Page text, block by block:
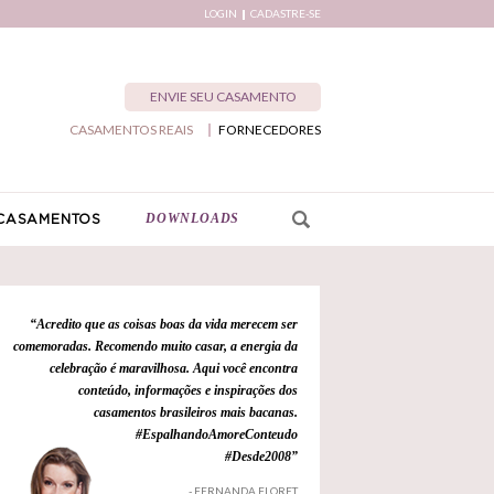
LOGIN CADASTRE-SE
ENVIE SEU CASAMENTO
FORNECEDORES
CASAMENTOS REAIS
DOWNLOADS
“Acredito que as coisas boas da vida merecem ser
comemoradas. Recomendo muito casar, a energia da
celebração é maravilhosa. Aqui você encontra
conteúdo, informações e inspirações dos
casamentos brasileiros mais bacanas.
#EspalhandoAmoreConteudo
#Desde2008”
- FERNANDA FLORET